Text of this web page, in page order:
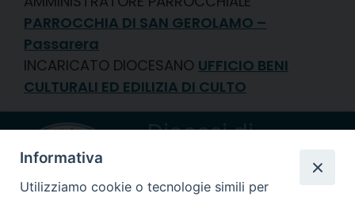
PARROCCHIA DI SAN GEROLAMO –
Passarera
INCARICATO DIOCESANO UFFICIO BENI
CULTURALI ED EDILIZIA DI CULTO
Diocesi di
Informativa
Utilizziamo cookie o tecnologie simili per